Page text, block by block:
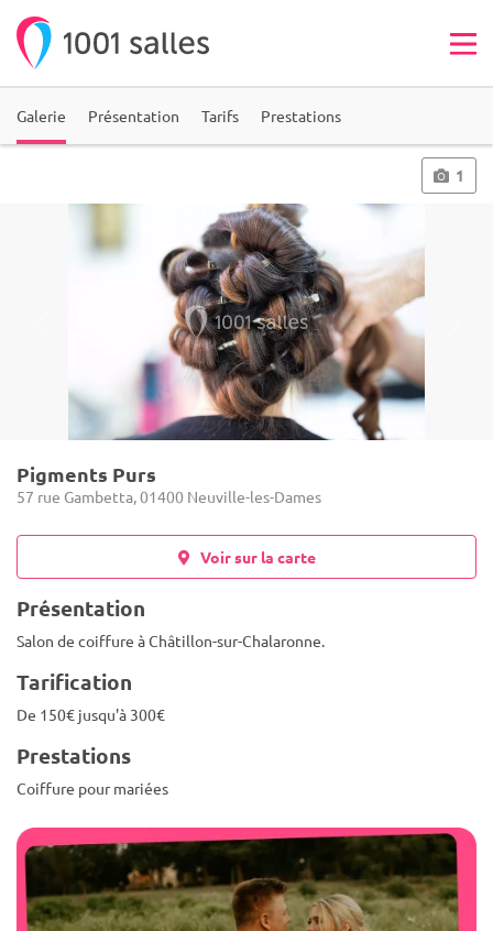
Galerie Présentation Tarifs Prestations
1
Pigments Purs
57 rue Gambetta, 01400 Neuville-les-Dames
Voir sur la carte
Présentation
Salon de coiffure à Châtillon-sur-Chalaronne.
Tarification
De 150€ jusqu'à 300€
Prestations
Coiffure pour mariées